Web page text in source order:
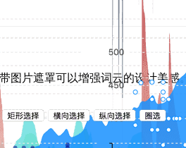
图片遮罩可以增强词云的设计美感。